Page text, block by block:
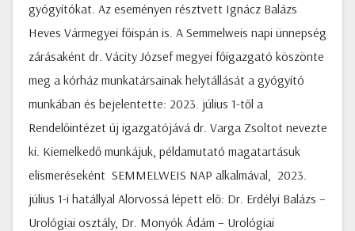
gyógyítókat. Az eseményen résztvett Ignácz Balázs
Heves Vármegyei főispán is. A Semmelweis napi ünnepség
zárásaként dr. Vácity József megyei főigazgató köszönte
meg a kórház munkatársainak helytállását a gyógyító
munkában és bejelentette: 2023. július 1-től a
Rendelőintézet új igazgatójává dr. Varga Zsoltot nevezte
ki. Kiemelkedő munkájuk, példamutató magatartásuk
elismeréseként SEMMELWEIS NAP alkalmával, 2023.
július 1-i hatállyal Alorvossá lépett elő: Dr. Erdélyi Balázs –
Urológiai osztály, Dr. Monyók Ádám – Urológiai